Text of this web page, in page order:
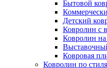
Бытовой
Детский
Ковролин с
Ковролин на
Ковровая
Ковролин по